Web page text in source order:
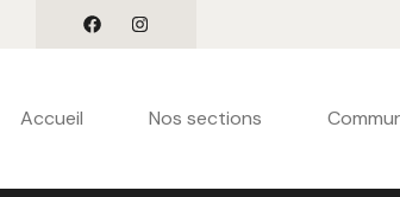
Accueil Nos sections